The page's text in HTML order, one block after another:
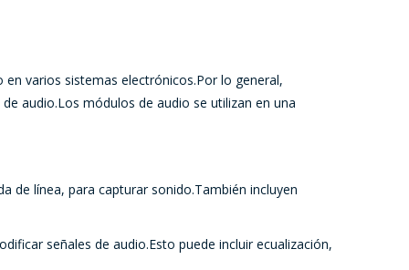
varios sistemas electrónicos.Por lo general,
audio.Los módulos de audio se utilizan en una
de línea, para capturar sonido.También incluyen
señales de audio.Esto puede incluir ecualización,